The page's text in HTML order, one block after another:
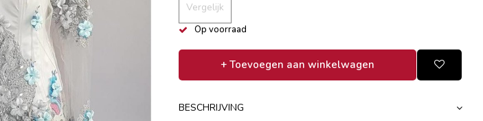
Vergelijk
Op voorraad
+ Toevoegen aan winkelwagen
BESCHRIJVING